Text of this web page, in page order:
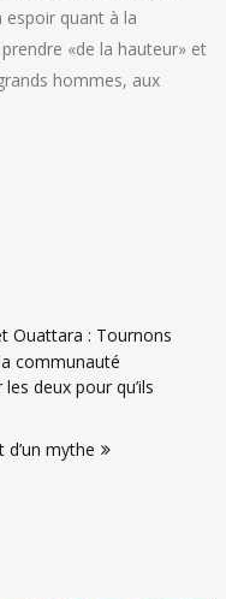
espoir quant à la
«de la hauteur» et
hommes, aux
Ouattara : Tournons
communauté
deux pour qu’ils
mythe